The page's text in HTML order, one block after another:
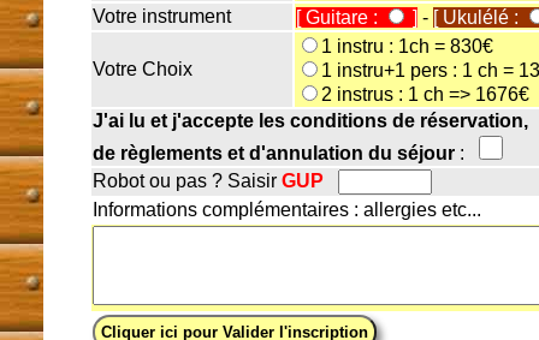
Votre instrument
[ Guitare : ] - [ Ukulélé :
Votre Choix
1 instru : 1ch = 830€
1 instru+1 pers : 1 ch =
2 instrus : 1 ch => 1676€
J'ai lu et j'accepte les conditions de réservation,
de règlements et d'annulation du séjour:
Robot ou pas ? Saisir GUP
Informations complémentaires : allergies etc...